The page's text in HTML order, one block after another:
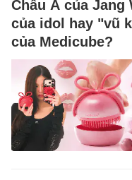
Châu Á của
của idol hay "vũ
của Medicube?